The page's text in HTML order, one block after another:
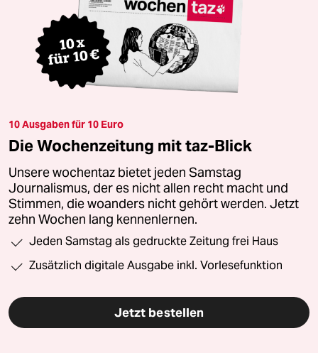
10 Ausgaben für 10 Euro
Die Wochenzeitung mit taz-Blick
Unsere wochentaz bietet jeden Samstag
Journalismus, der es nicht allen recht macht und
Stimmen, die woanders nicht gehört werden. Jetzt
zehn Wochen lang kennenlernen.
Jeden Samstag als gedruckte Zeitung frei Haus
Zusätzlich digitale Ausgabe inkl. Vorlesefunktion
Jetzt bestellen